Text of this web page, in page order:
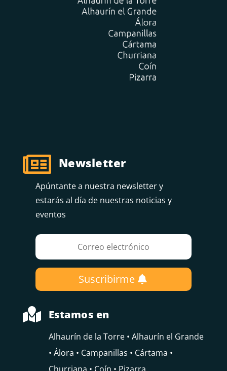
 Newsletter
Apúntante a nuestra newsletter y
estarás al día de nuestras noticias y
eventos
Suscribirme
 Estamos en
Alhaurín de la Torre • Alhaurín el Grande
• Álora • Campanillas • Cártama •